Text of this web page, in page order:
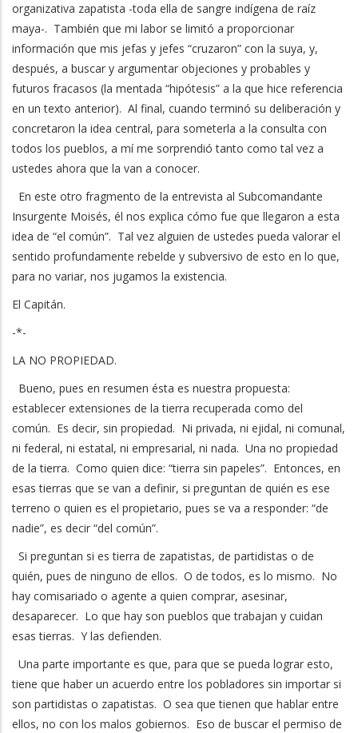
organizativa zapatista -toda ella de sangre indígena de raíz
maya-. También que mi labor se limitó a proporcionar
información que mis jefas y jefes “cruzaron” con la suya, y,
después, a buscar y argumentar objeciones y probables y
futuros fracasos (la mentada “hipótesis” a la que hice referencia
en un texto anterior). Al final, cuando terminó su deliberación y
concretaron la idea central, para someterla a la consulta con
todos los pueblos, a mí me sorprendió tanto como tal vez a
ustedes ahora que la van a conocer.
En este otro fragmento de la entrevista al Subcomandante
Insurgente Moisés, él nos explica cómo fue que llegaron a esta
idea de “el común”. Tal vez alguien de ustedes pueda valorar el
sentido profundamente rebelde y subversivo de esto en lo que,
para no variar, nos jugamos la existencia.
El Capitán.
-*-
LA NO PROPIEDAD.
Bueno, pues en resumen ésta es nuestra propuesta:
establecer extensiones de la tierra recuperada como del
común. Es decir, sin propiedad. Ni privada, ni ejidal, ni comunal,
ni federal, ni estatal, ni empresarial, ni nada. Una no propiedad
de la tierra. Como quien dice: “tierra sin papeles”. Entonces, en
esas tierras que se van a definir, si preguntan de quién es ese
terreno o quien es el propietario, pues se va a responder: “de
nadie”, es decir “del común”.
Si preguntan si es tierra de zapatistas, de partidistas o de
quién, pues de ninguno de ellos. O de todos, es lo mismo. No
hay comisariado o agente a quien comprar, asesinar,
desaparecer. Lo que hay son pueblos que trabajan y cuidan
esas tierras. Y las defienden.
Una parte importante es que, para que se pueda lograr esto,
tiene que haber un acuerdo entre los pobladores sin importar si
son partidistas o zapatistas. O sea que tienen que hablar entre
ellos, no con los malos gobiernos. Eso de buscar el permiso de